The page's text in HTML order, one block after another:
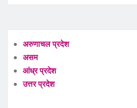
अरुणाचल प्रदेश
असम
आंध्र प्रदेश
उत्तर प्रदेश